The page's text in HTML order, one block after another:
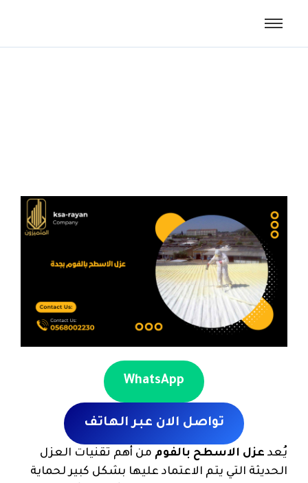
WhatsApp
تواصل الان عبر الهاتف
يُعد عزل الاسطح بالفوم من أهم تقنيات العزل
الحديثة التي يتم الاعتماد عليها بشكل كبير لحماية